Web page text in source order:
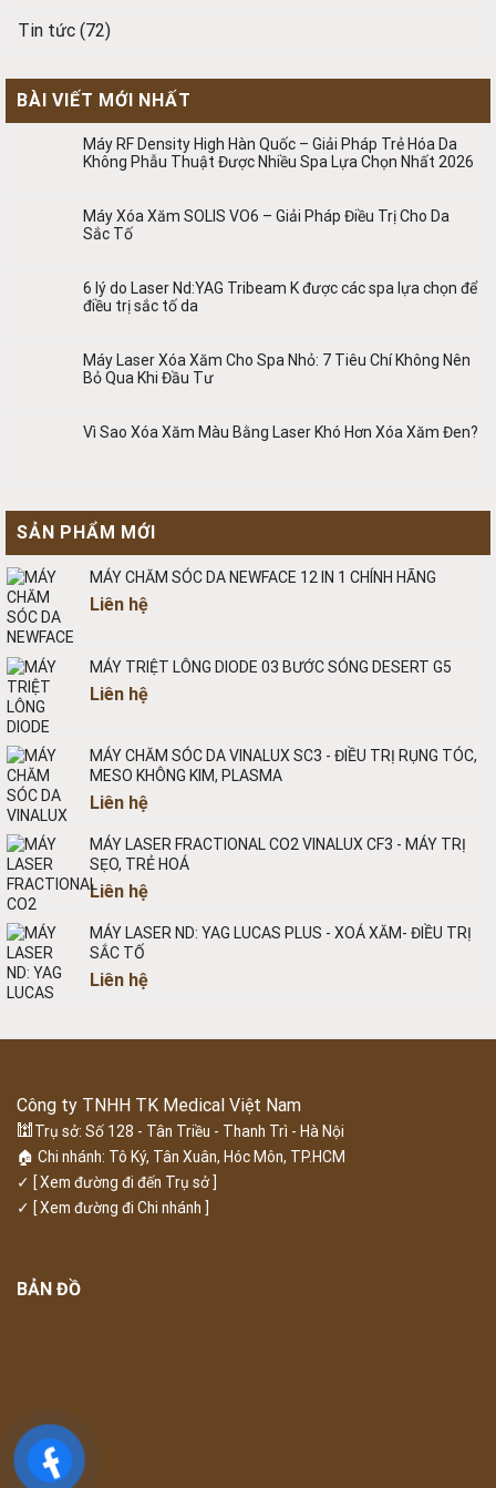
Tin tức (72)
BÀI VIẾT MỚI NHẤT
Máy RF Density High Hàn Quốc – Giải Pháp Trẻ Hóa Da
Không Phẫu Thuật Được Nhiều Spa Lựa Chọn Nhất 2026
Máy Xóa Xăm SOLIS VO6 – Giải Pháp Điều Trị Cho Da
Sắc Tố
6 lý do Laser Nd:YAG Tribeam K được các spa lựa chọn để
điều trị sắc tố da
Máy Laser Xóa Xăm Cho Spa Nhỏ: 7 Tiêu Chí Không Nên
Bỏ Qua Khi Đầu Tư
Vì Sao Xóa Xăm Màu Bằng Laser Khó Hơn Xóa Xăm Đen?
SẢN PHẨM MỚI
MÁY CHĂM SÓC DA NEWFACE 12 IN 1 CHÍNH HÃNG
Liên hệ
MÁY TRIỆT LÔNG DIODE 03 BƯỚC SÓNG DESERT G5
Liên hệ
MÁY CHĂM SÓC DA VINALUX SC3 - ĐIỀU TRỊ RỤNG TÓC,
MESO KHÔNG KIM, PLASMA
Liên hệ
MÁY LASER FRACTIONAL CO2 VINALUX CF3 - MÁY TRỊ
SẸO, TRẺ HOÁ
Liên hệ
MÁY LASER ND: YAG LUCAS PLUS - XOÁ XĂM- ĐIỀU TRỊ
SẮC TỐ
Liên hệ
Công ty TNHH TK Medical Việt Nam
🕍 Trụ sở: Số 128 - Tân Triều - Thanh Trì - Hà Nội
🏠 Chi nhánh: Tô Ký, Tân Xuân, Hóc Môn, TP.HCM
✓ [ Xem đường đi đến Trụ sở ]
✓ [ Xem đường đi Chi nhánh ]
BẢN ĐỒ